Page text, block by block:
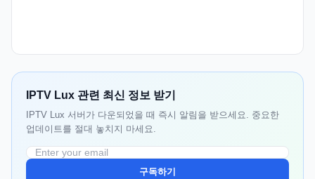
IPTV Lux 관련 최신 정보 받기
IPTV Lux 서버가 다운되었을 때 즉시 알림을 받으세요. 중요한
업데이트를 절대 놓치지 마세요.
구독하기